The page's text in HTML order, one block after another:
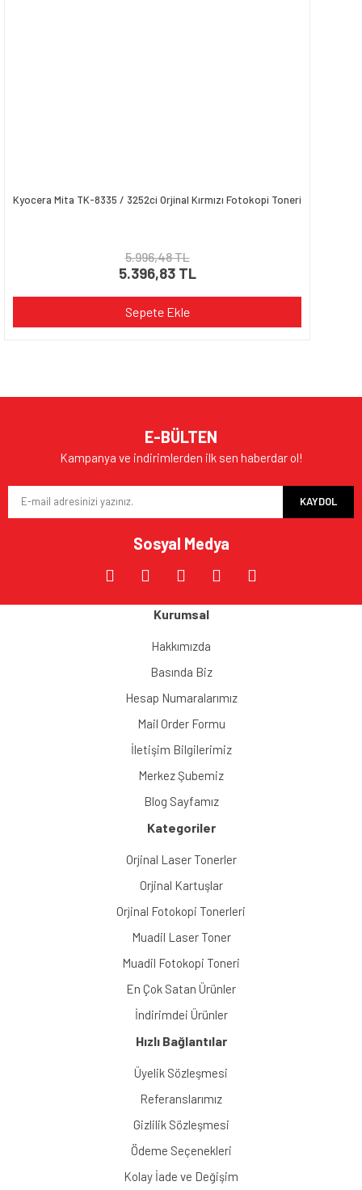
Kyocera Mita TK-8335 / 3252ci Orjinal Kırmızı Fotokopi Toneri
5.996,48 TL
5.396,83 TL
Sepete Ekle
E-BÜLTEN
Kampanya ve indirimlerden ilk sen haberdar ol!
KAYDOL
Sosyal Medya
Kurumsal
Hakkımızda
Basında Biz
Hesap Numaralarımız
Mail Order Formu
İletişim Bilgilerimiz
Merkez Şubemiz
Blog Sayfamız
Kategoriler
Orjinal Laser Tonerler
Orjinal Kartuşlar
Orjinal Fotokopi Tonerleri
Muadil Laser Toner
Muadil Fotokopi Toneri
En Çok Satan Ürünler
İndirimdei Ürünler
Hızlı Bağlantılar
Üyelik Sözleşmesi
Referanslarımız
Gizlilik Sözleşmesi
Ödeme Seçenekleri
Kolay İade ve Değişim